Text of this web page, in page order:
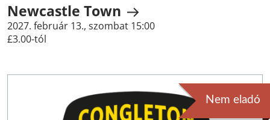
Newcastle Town
2027. február 13., szombat 15:00
£3.00-tól
Nem eladó